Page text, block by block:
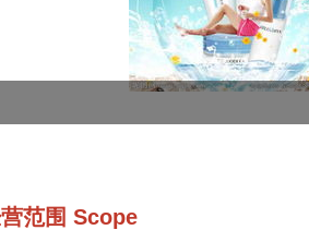
范围 Scope